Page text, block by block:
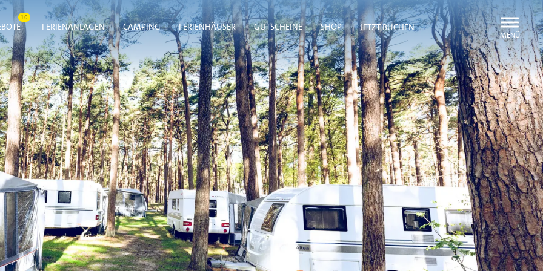
öffnen
oder
schließen
10
FERIENANLAGEN CAMPING FERIENHÄUSER GUTSCHEINE SHOP JETZT BUCHEN